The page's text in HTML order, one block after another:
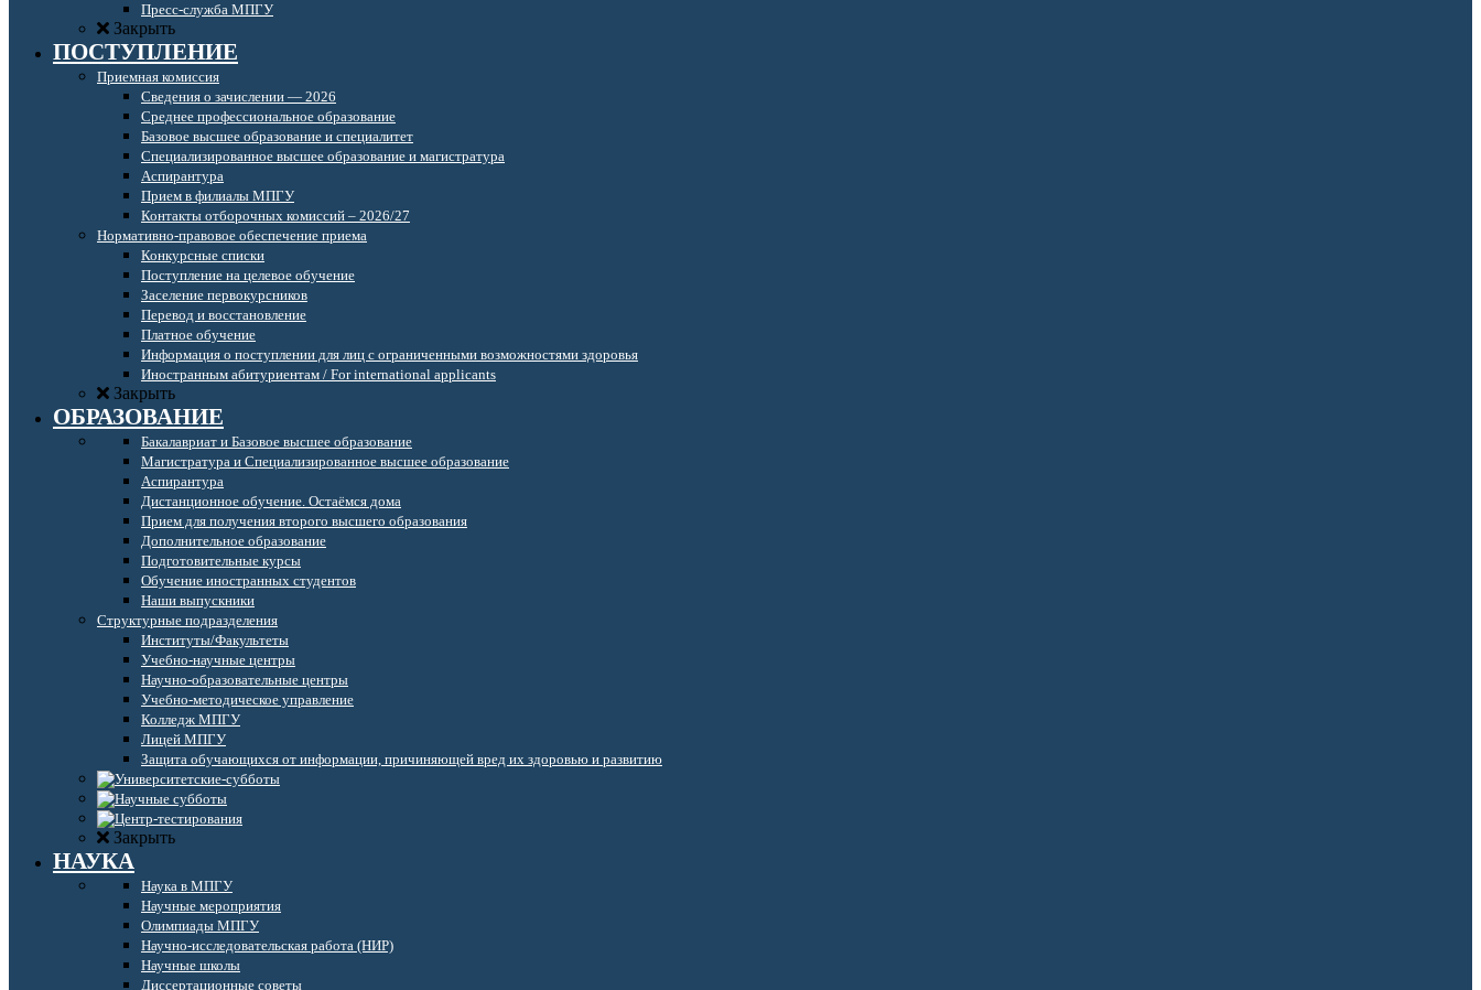
Пресс-служба МПГУ
Закрыть
ПОСТУПЛЕНИЕ
Приемная комиссия
Сведения о зачислении — 2026
Среднее профессиональное образование
Базовое высшее образование и специалитет
Специализированное высшее образование и магистратура
Аспирантура
Прием в филиалы МПГУ
Контакты отборочных комиссий – 2026/27
Нормативно-правовое обеспечение приема
Конкурсные списки
Поступление на целевое обучение
Заселение первокурсников
Перевод и восстановление
Платное обучение
Информация о поступлении для лиц с ограниченными возможностями здоровья
Иностранным абитуриентам / For international applicants
Закрыть
ОБРАЗОВАНИЕ
Бакалавриат и Базовое высшее образование
Магистратура и Специализированное высшее образование
Аспирантура
Дистанционное обучение. Остаёмся дома
Прием для получения второго высшего образования
Дополнительное образование
Подготовительные курсы
Обучение иностранных студентов
Наши выпускники
Структурные подразделения
Институты/Факультеты
Учебно-научные центры
Научно-образовательные центры
Учебно-методическое управление
Колледж МПГУ
Лицей МПГУ
Защита обучающихся от информации, причиняющей вред их здоровью и развитию
Закрыть
НАУКА
Наука в МПГУ
Научные мероприятия
Олимпиады МПГУ
Научно-исследовательская работа (НИР)
Научные школы
Диссертационные советы